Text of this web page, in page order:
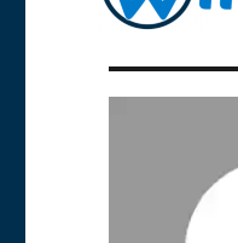
Wikifen